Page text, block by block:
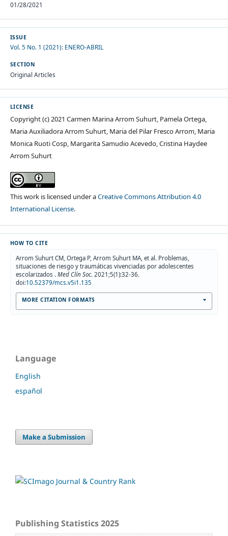
01/28/2021
ISSUE
Vol. 5 No. 1 (2021): ENERO-ABRIL
SECTION
Original Articles
LICENSE
Copyright (c) 2021 Carmen Marina Arrom Suhurt, Pamela Ortega,
Maria Auxiliadora Arrom Suhurt, Maria del Pilar Fresco Arrom, Maria
Monica Ruoti Cosp, Margarita Samudio Acevedo, Cristina Haydee
Arrom Suhurt
This work is licensed under aCreative Commons Attribution 4.0
International License.
HOW TO CITE
Arrom Suhurt CM, Ortega P, Arrom Suhurt MA, et al. Problemas,
situaciones de riesgo y traumáticas vivenciadas por adolescentes
escolarizados .Med Clín Soc. 2021;5(1):32-36.
doi:10.52379/mcs.v5i1.135
MORE CITATION FORMATS
Language
English
español
Make a Submission
Publishing Statistics 2025